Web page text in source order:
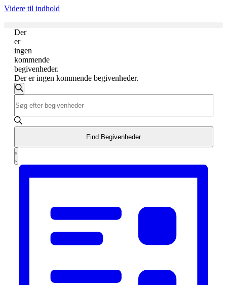
Videre til indhold
Der
er
ingen
kommende
begivenheder.
Der er ingen kommende begivenheder.
Begivenheder
Søgning
og
visninger
Navigation
Søg
efter
nøgleord.
Søg
efter
på
nøgleord.
Find Begivenheder
Begivenhed
Visninger
Liste